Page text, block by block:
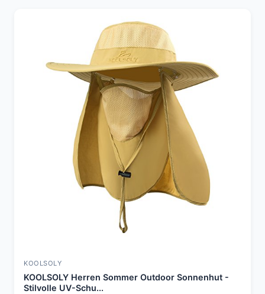
KOOLSOLY
KOOLSOLY Herren Sommer Outdoor Sonnenhut -
Stilvolle UV-Schu...